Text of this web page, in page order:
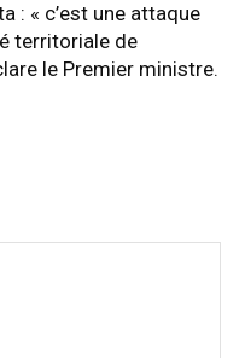
: « c’est une attaque
territoriale de
le Premier ministre.